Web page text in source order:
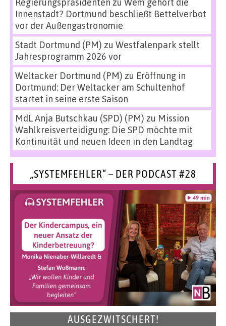
Innenstadt? Dortmund beschließt Bettelverbot
vor der Außengastronomie
Stadt Dortmund (PM) zu Westfalenpark stellt
Jahresprogramm 2026 vor
Weltacker Dortmund (PM) zu Eröffnung in
Dortmund: Der Weltacker am Schultenhof
startet in seine erste Saison
MdL Anja Butschkau (SPD) (PM) zu Mission
Wahlkreisverteidigung: Die SPD möchte mit
Kontinuität und neuen Ideen in den Landtag
„SYSTEMFEHLER“ – DER PODCAST #28
AUSGEZWITSCHERT!